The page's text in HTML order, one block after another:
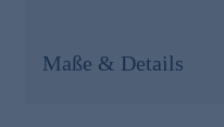
Maße & Details